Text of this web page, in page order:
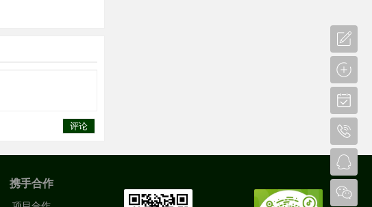
评论
携手合作